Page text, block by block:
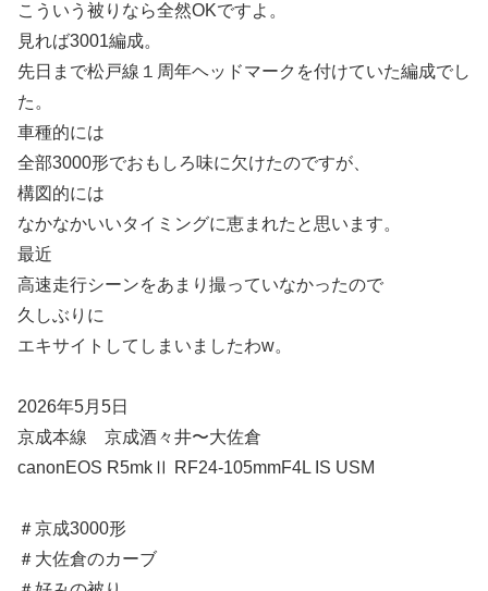
こういう被りなら全然OKですよ。
見れば3001編成。
先日まで松戸線１周年ヘッドマークを付けていた編成でし
た。
車種的には
全部3000形でおもしろ味に欠けたのですが、
構図的には
なかなかいいタイミングに恵まれたと思います。
最近
高速走行シーンをあまり撮っていなかったので
久しぶりに
エキサイトしてしまいましたわw。
2026年5月5日
京成本線 京成酒々井〜大佐倉
canonEOS R5mkⅡ RF24-105mmF4L IS USM
＃京成3000形
＃大佐倉のカーブ